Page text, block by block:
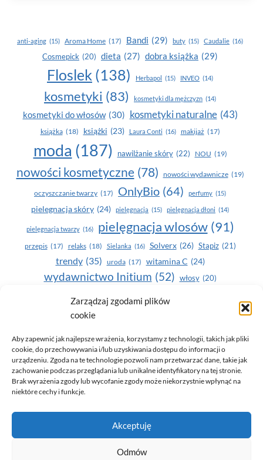
Zarządzaj zgodami plików
cookie
Aby zapewnić jak najlepsze wrażenia, korzystamy z technologii, takich jak pliki
cookie, do przechowywania i/lub uzyskiwania dostępu do informacji o
urządzeniu. Zgoda na te technologie pozwoli nam przetwarzać dane, takie jak
zachowanie podczas przeglądania lub unikalne identyfikatory na tej stronie.
Brak wyrażenia zgody lub wycofanie zgody może niekorzystnie wpłynąć na
niektóre cechy i funkcje.
Akceptuję
Odmów
anti-aging (15) Aroma Home (17) Bandi (29) buty (15) Caudalie (16)
Cosmepick (20) dieta (27) dobra książka (29)
Floslek (138) Herbapol (15) INVEO (14)
kosmetyki (83) kosmetyki dla mężczyzn (14)
kosmetyki do włosów (30) kosmetyki naturalne (43)
książka (18) książki (23) Laura Conti (16) makijaż (17)
moda (187) nawilżanie skóry (22) NOU (19)
nowości kosmetyczne (78) nowości wydawnicze (19)
oczyszczanie twarzy (17) OnlyBio (64) perfumy (15)
pielegnacja skóry (24) pielęgnacja (15) pielęgnacja dłoni (14)
pielęgnacja twarzy (16) pielęgnacja wlosów (91)
przepis (17) relaks (18) Sielanka (16) Solverx (26) Stapiz (21)
trendy (35) uroda (17) witamina C (24)
wydawnictwo Initium (52) włosy (20)
Yasumi(164) zdrowe zęby
zdrowie
© 2026 Only You - portal dla kobiet (uroda, moda, zdrowie)
opracowanie:AZDOBRESTRONY